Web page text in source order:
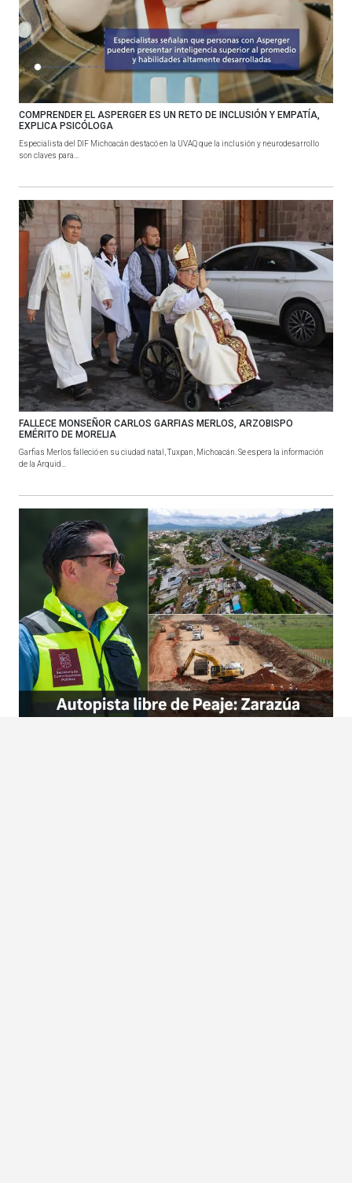
COMPRENDER EL ASPERGER ES UN RETO DE INCLUSIÓN Y EMPATÍA,
EXPLICA PSICÓLOGA
Especialista del DIF Michoacán destacó en la UVAQ que la inclusión y neurodesarrollo
son claves para...
FALLECE MONSEÑOR CARLOS GARFIAS MERLOS, ARZOBISPO
EMÉRITO DE MORELIA
Garfias Merlos falleció en su ciudad natal, Tuxpan, Michoacán. Se espera la información
de la Arquid...